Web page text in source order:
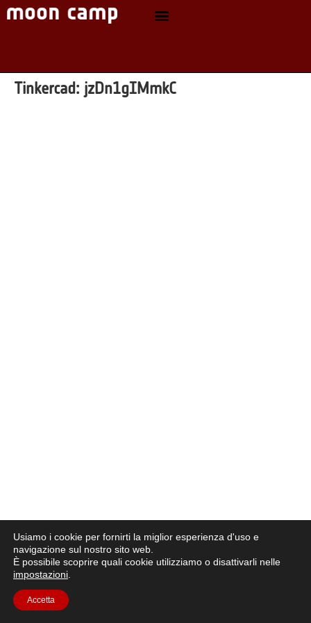
Tinkercad: jzDn1gIMmkC
Usiamo i cookie per fornirti la miglior esperienza d'uso e
navigazione sul nostro sito web.
È possibile scoprire quali cookie utilizziamo o disattivarli nelle
impostazioni
Accetta